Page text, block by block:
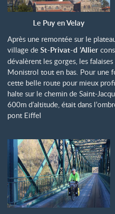
Le Puy en Velay
Après une remontée sur le
village de St-Privat-d ’Allier
dévalèrent les gorges, les
Monistrol tout en bas. Pour une
cette belle route pour mieux
halte sur le chemin de Saint-
600m d’altitude, était dans
pont Eiffel